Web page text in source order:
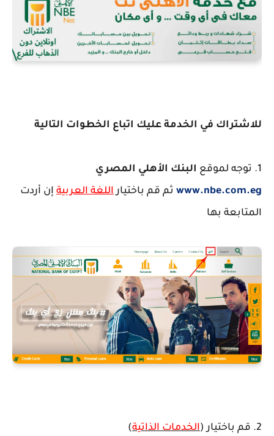
للاشتراك في الخدمة عليك اتباع الخطوات التالية
1. توجه لموقع
البنك الأهلي المصري
www.nbe.com.eg ثم قم باختياراللغة العربية إن أردت
المتابعة بها
2. قم باختيار ( الخدمات الذاتية)